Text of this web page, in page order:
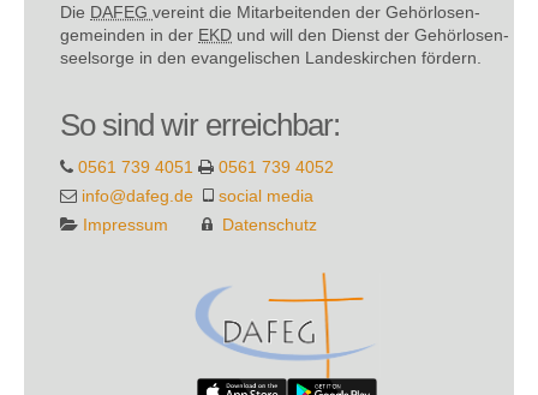
Die DAFEG vereint die Mitarbeitenden der Gehör­losen­
gemeinden in der EKD und will den Dienst der Gehör­losen­
seel­sorge in den evange­lischen Landes­kirchen fördern.
So sind wir erreichbar:
0561 739 4051
0561 739 4052
info@dafeg.de
social media
Impressum
Datenschutz